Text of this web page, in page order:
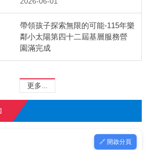
帶領孩子探索無限的可能-115年樂
鄰小太陽第四十二屆基層服務營
園滿完成
更多...
🔗 開啟分頁